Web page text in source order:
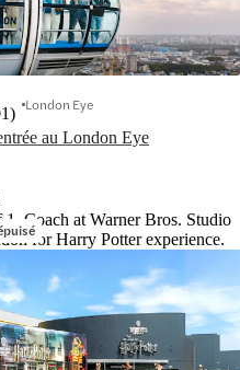
au London Eye
) London Eye
1, Coach at Warner Bros. Studio
for Harry Potter experience.